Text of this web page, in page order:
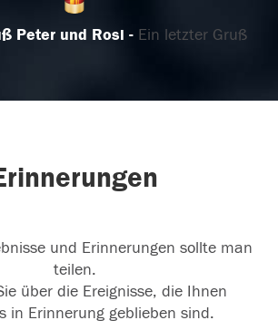
Peter und Rosi Ein letzter Gruß
und Erinnerungen sollte man
teilen.
über die Ereignisse, die Ihnen
in Erinnerung geblieben sind.